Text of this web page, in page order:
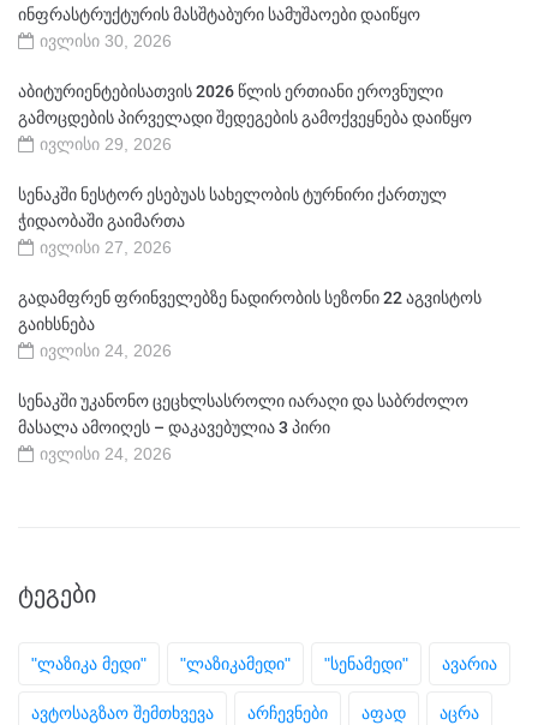
ინფრასტრუქტურის მასშტაბური სამუშაოები დაიწყო
ივლისი 30, 2026
აბიტურიენტებისათვის 2026 წლის ერთიანი ეროვნული
გამოცდების პირველადი შედეგების გამოქვეყნება დაიწყო
ივლისი 29, 2026
სენაკში ნესტორ ესებუას სახელობის ტურნირი ქართულ
ჭიდაობაში გაიმართა
ივლისი 27, 2026
გადამფრენ ფრინველებზე ნადირობის სეზონი 22 აგვისტოს
გაიხსნება
ივლისი 24, 2026
სენაკში უკანონო ცეცხლსასროლი იარაღი და საბრძოლო
მასალა ამოიღეს – დაკავებულია 3 პირი
ივლისი 24, 2026
ᲢᲔᲒᲔᲑᲘ
"ლაზიკა მედი" "ლაზიკამედი" "სენამედი" ავარია
ავტოსაგზაო შემთხვევა არჩევნები აფად აცრა